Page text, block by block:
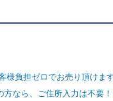
様負担ゼロでお売り頂けます
なら、ご住所入力は不要